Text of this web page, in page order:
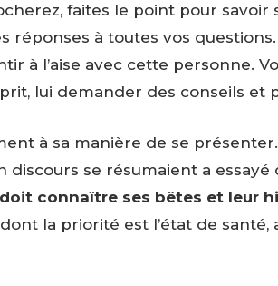
faites le point pour
réponses à toutes vos questions.
à l’aise avec cette personne.
lui demander des conseils
à sa manière de se
discours se résumaient a
connaître ses bêtes et leur
la priorité est l’état de